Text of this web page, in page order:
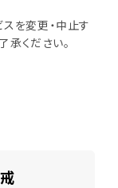
を変更・中止す
ください。